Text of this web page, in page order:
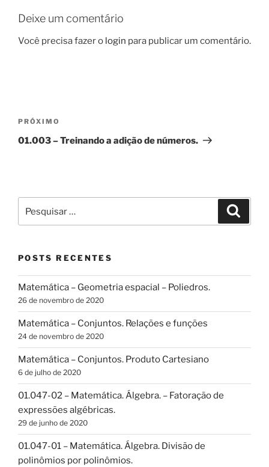
Deixe um comentário
Você precisa fazer o login para publicar um comentário.
de
Post
Próximo
post
PRÓXIMO
01.003 – Treinando a adição de números.
por:
POSTS RECENTES
Matemática – Geometria espacial – Poliedros.
26 de novembro de 2020
Matemática – Conjuntos. Relações e funções
24 de novembro de 2020
Matemática – Conjuntos. Produto Cartesiano
6 de julho de 2020
01.047-02 – Matemática. Álgebra. – Fatoração de
expressões algébricas.
29 de junho de 2020
01.047-01 – Matemática. Álgebra. Divisão de
polinômios por polinômios.